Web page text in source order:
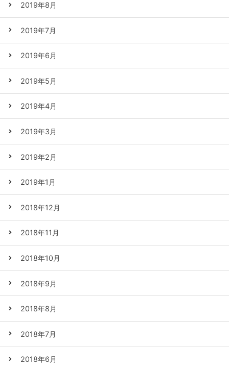
2019年8月
2019年7月
2019年6月
2019年5月
2019年4月
2019年3月
2019年2月
2019年1月
2018年12月
2018年11月
2018年10月
2018年9月
2018年8月
2018年7月
2018年6月